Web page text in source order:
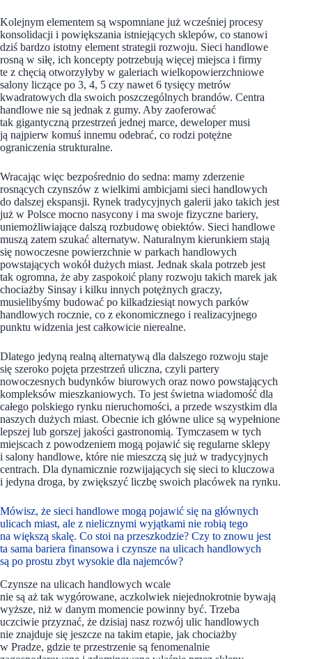
Kolejnym elementem są wspomniane już wcześniej procesy
konsolidacji i powiększania istniejących sklepów, co stanowi
dziś bardzo istotny element strategii rozwoju. Sieci handlowe
rosną w siłę, ich koncepty potrzebują więcej miejsca i firmy
te z chęcią otworzyłyby w galeriach wielkopowierzchniowe
salony liczące po 3, 4, 5 czy nawet 6 tysięcy metrów
kwadratowych dla swoich poszczególnych brandów. Centra
handlowe nie są jednak z gumy. Aby zaoferować
tak gigantyczną przestrzeń jednej marce, deweloper musi
ją najpierw komuś innemu odebrać, co rodzi potężne
ograniczenia strukturalne.
Wracając więc bezpośrednio do sedna: mamy zderzenie
rosnących czynszów z wielkimi ambicjami sieci handlowych
do dalszej ekspansji. Rynek tradycyjnych galerii jako takich jest
już w Polsce mocno nasycony i ma swoje fizyczne bariery,
uniemożliwiające dalszą rozbudowę obiektów. Sieci handlowe
muszą zatem szukać alternatyw. Naturalnym kierunkiem stają
się nowoczesne powierzchnie w parkach handlowych
powstających wokół dużych miast. Jednak skala potrzeb jest
tak ogromna, że aby zaspokoić plany rozwoju takich marek jak
chociażby Sinsay i kilku innych potężnych graczy,
musielibyśmy budować po kilkadziesiąt nowych parków
handlowych rocznie, co z ekonomicznego i realizacyjnego
punktu widzenia jest całkowicie nierealne.
Dlatego jedyną realną alternatywą dla dalszego rozwoju staje
się szeroko pojęta przestrzeń uliczna, czyli partery
nowoczesnych budynków biurowych oraz nowo powstających
kompleksów mieszkaniowych. To jest świetna wiadomość dla
całego polskiego rynku nieruchomości, a przede wszystkim dla
naszych dużych miast. Obecnie ich główne ulice są wypełnione
lepszej lub gorszej jakości gastronomią. Tymczasem w tych
miejscach z powodzeniem mogą pojawić się regularne sklepy
i salony handlowe, które nie mieszczą się już w tradycyjnych
centrach. Dla dynamicznie rozwijających się sieci to kluczowa
i jedyna droga, by zwiększyć liczbę swoich placówek na rynku.
Mówisz, że sieci handlowe mogą pojawić się na głównych
ulicach miast, ale z nielicznymi wyjątkami nie robią tego
na większą skalę. Co stoi na przeszkodzie? Czy to znowu jest
ta sama bariera finansowa i czynsze na ulicach handlowych
są po prostu zbyt wysokie dla najemców?
Czynsze na ulicach handlowych wcale
nie są aż tak wygórowane, aczkolwiek niejednokrotnie bywają
wyższe, niż w danym momencie powinny być. Trzeba
uczciwie przyznać, że dzisiaj nasz rozwój ulic handlowych
nie znajduje się jeszcze na takim etapie, jak chociażby
w Pradze, gdzie te przestrzenie są fenomenalnie